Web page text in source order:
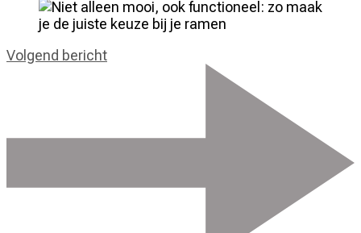
Volgend bericht